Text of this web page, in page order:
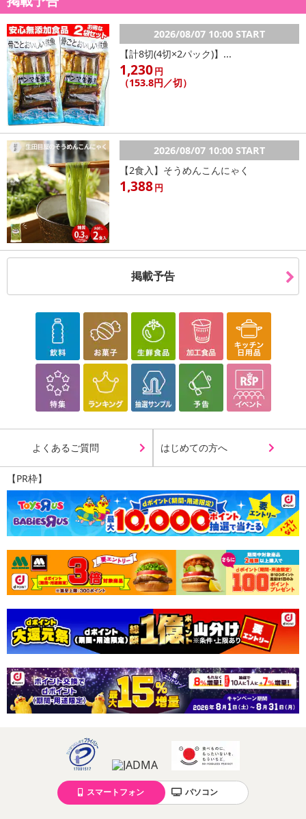
がございますが品質には問題ございません。
※製造工程上、形や大きさが不揃いとなっておりますので、あら
かじめご了承ください。
注意事項
【賞味・消費期限のある商品について】
商品到着時点でのお日持ち期間は、配送日数などにより異なります
のでご了承ください。
【キャンセルについて】
※お申込み後のキャンセルはお受けできません。
記載されている内容を必ずご確認いただき、お届けする商品セット
にご納得いただきましたうえでお申し込みください。
※パッケージ変更や商品リニューアル（成分など含む）等により、
参考の掲載画像や画像内のバーコードなど、お届け商品と多少異な
また、[新たな加工食品の原料原産地表示制度]の経過措置期間の終
合がございます。
あらかじめご了承いただいた上でお申込みください。なお、本理由
によるお申込み後のキャンセル・返品交換は対応いたしかねます。
【お支払いについて】
※送料はお試し費用に含まれております。
※d払い、PayPay、au PAY、au PAY（auかんたん決済）、ソフトバ
ンクまとめて支払い、楽天ペイ、メルペイ、AEON Pay、Amazon
Payでお支払いの場合、決済のため外部サイトへ遷移します。
※予約商品は決済手段ごとに定められた決済期限日にお支払いを完
了することがございます。ご了承いただいたうえでお申し込みくだ
さい。
【配送伝票番号について】
※配送形態がメール便の商品については、商品の発送完了後、配送
伝票番号がマイページに表示されない場合もございます。
【配送日時の指定について】
※配送日時の指定が可能な商品の場合、商品によってご指定できる
配送日、配送時間が異なる可能性がございます。
カート機能をご利用の場合は、配送日時指定をご利用いただけませ
ん。
発送日カレンダー
2026/08/07 10:00 START
【計8切(4切×2パック)】...
1,230円
（153.8円／切）
2026/08/07 10:00 START
【2食入】そうめんこんにゃく
1,388円
掲載予告
よくあるご質問 はじめての方へ
【PR枠】
スマートフォン パソコン